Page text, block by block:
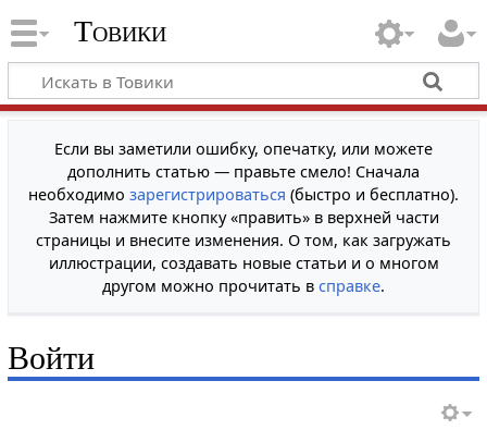
Товики
Если вы заметили ошибку, опечатку, или можете
дополнить статью — правьте смело! Сначала
необходимо зарегистрироваться (быстро и бесплатно).
Затем нажмите кнопку «править» в верхней части
страницы и внесите изменения. О том, как загружать
иллюстрации, создавать новые статьи и о многом
другом можно прочитать в справке.
Войти